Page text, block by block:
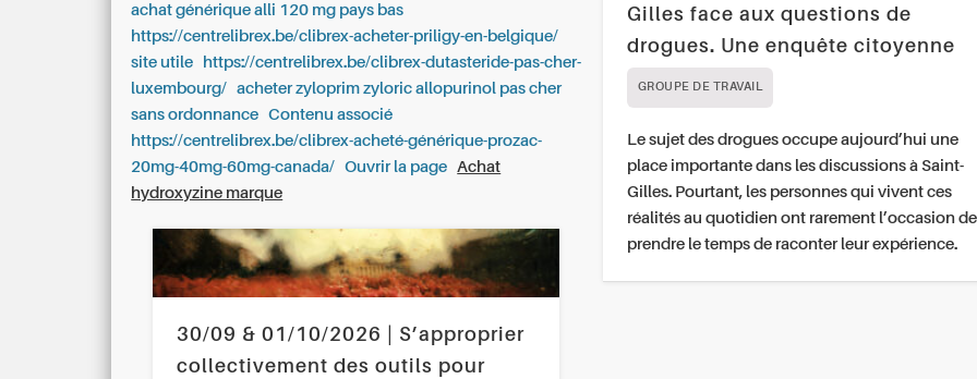
achat générique alli 120 mg pays bas
https://centrelibrex.be/clibrex-acheter-priligy-en-belgique/
site utile
https://centrelibrex.be/clibrex-dutasteride-pas-cher-
luxembourg/
acheter zyloprim zyloric allopurinol pas cher
sans ordonnance
Contenu associé
https://centrelibrex.be/clibrex-acheté-générique-prozac-
20mg-40mg-60mg-canada/
Ouvrir la page
Achat
hydroxyzine marque
30/09 & 01/10/2026 | S’approprier
collectivement des outils pour
Gilles face aux questions de
drogues. Une enquête citoyenne
GROUPE DE TRAVAIL
Le sujet des drogues occupe aujourd’hui une
place importante dans les discussions à Saint-
Gilles. Pourtant, les personnes qui vivent ces
réalités au quotidien ont rarement l’occasion de
prendre le temps de raconter leur expérience.